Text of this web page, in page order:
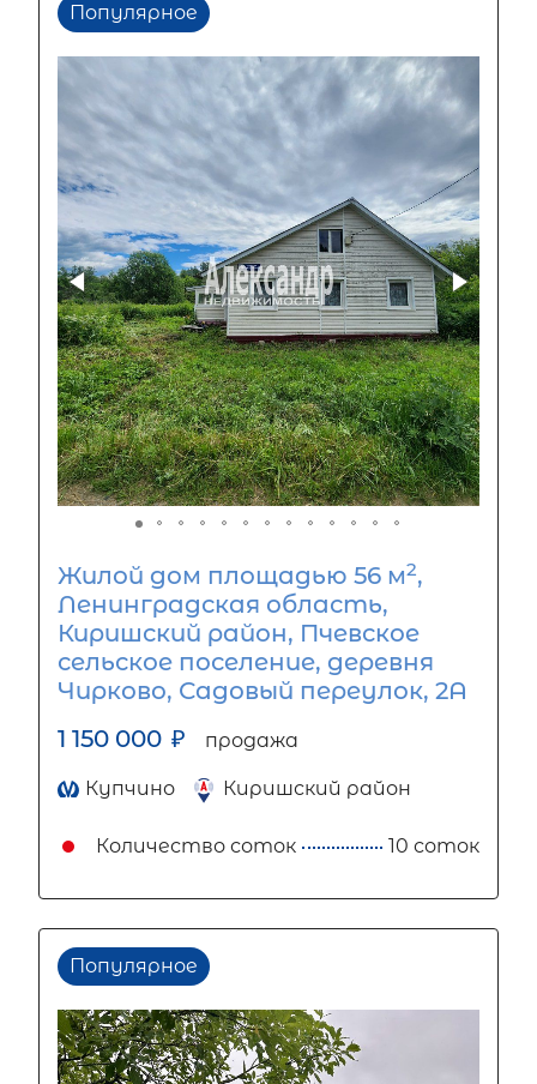
Популярное
Жилой дом площадью 56 м2,
Ленинградская область,
Киришский район, Пчевское
сельское поселение, деревня
Чирково, Садовый переулок, 2А
1 150 000 ₽ продажа
Купчино Киришский район
Количество соток 10 соток
Популярное